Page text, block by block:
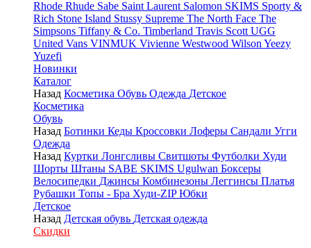
Rhode Rhude Sabe Saint Laurent Salomon SKIMS Sporty &
Rich Stone Island Stussy Supreme The North Face The
Simpsons Tiffany & Co. Timberland Travis Scott UGG
United Vans VINMUK Vivienne Westwood Wilson Yeezy
Yuzefi
Новинки
Каталог
Назад Косметика Обувь Одежда Детское
Косметика
Обувь
Назад Ботинки Кеды Кроссовки Лоферы Сандали Угги
Одежда
Назад Куртки Лонгсливы Свитшоты Футболки Худи
Шорты Штаны SABE SKIMS Ugulwan Боксеры
Велосипедки Джинсы Комбинезоны Леггинсы Платья
Рубашки Топы - Бра Худи-ZIPЮбки
Детское
Назад Детская обувь Детская одежда
Скидки